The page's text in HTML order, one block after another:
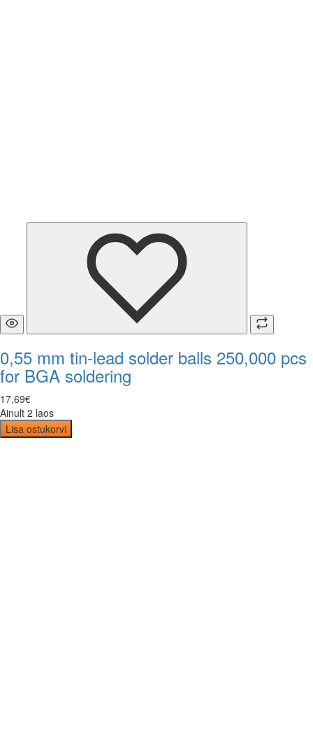
0,55 mm tin-lead solder balls 250,000 pcs
for BGA soldering
17,69€
Ainult 2 laos
Lisa ostukorvi